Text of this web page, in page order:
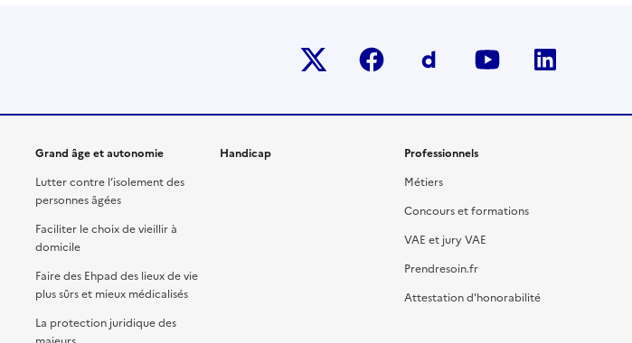
Twitter-x facebook Dailymotion
youtube
Grand âge et autonomie
Lutter contre l’isolement des
personnes âgées
Faciliter le choix de vieillir à
domicile
Faire des Ehpad des lieux de vie
plus sûrs et mieux médicalisés
La protection juridique des
Handicap
Professionnels
Métiers
Concours et formations
VAE et jury VAE
Prendresoin.fr
Attestation d'honorabilité